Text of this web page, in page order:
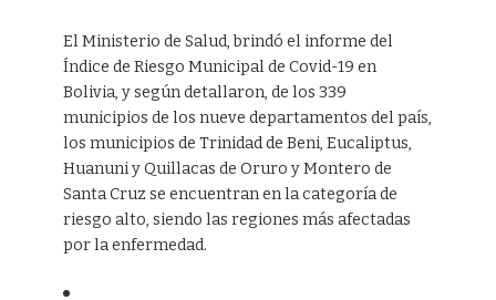
El Ministerio de Salud, brindó el informe del
Índice de Riesgo Municipal de Covid-19 en
Bolivia, y según detallaron, de los 339
municipios de los nueve departamentos del país,
los municipios de Trinidad de Beni, Eucaliptus,
Huanuni y Quillacas de Oruro y Montero de
Santa Cruz se encuentran en la categoría de
riesgo alto, siendo las regiones más afectadas
por la enfermedad.